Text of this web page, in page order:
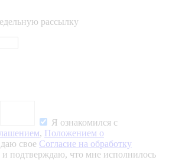
рассылку
Я ознакомился с
, Положением о
свое Согласие на обработку
и подтверждаю, что мне исполнилось